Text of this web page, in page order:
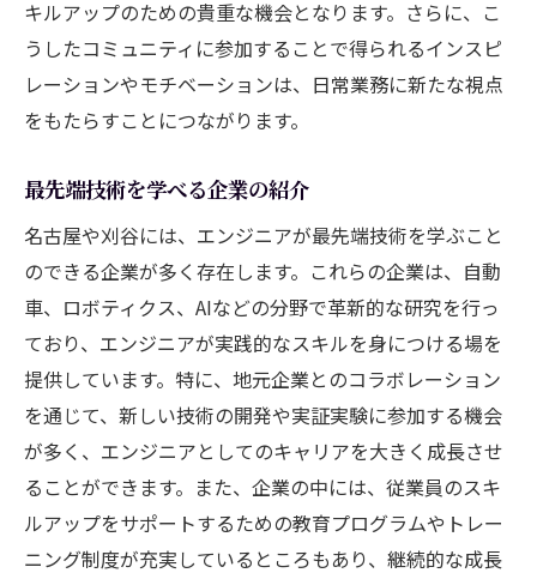
キルアップのための貴重な機会となります。さらに、こ
うしたコミュニティに参加することで得られるインスピ
レーションやモチベーションは、日常業務に新たな視点
をもたらすことにつながります。
最先端技術を学べる企業の紹介
名古屋や刈谷には、エンジニアが最先端技術を学ぶこと
のできる企業が多く存在します。これらの企業は、自動
車、ロボティクス、AIなどの分野で革新的な研究を行っ
ており、エンジニアが実践的なスキルを身につける場を
提供しています。特に、地元企業とのコラボレーション
を通じて、新しい技術の開発や実証実験に参加する機会
が多く、エンジニアとしてのキャリアを大きく成長させ
ることができます。また、企業の中には、従業員のスキ
ルアップをサポートするための教育プログラムやトレー
ニング制度が充実しているところもあり、継続的な成長